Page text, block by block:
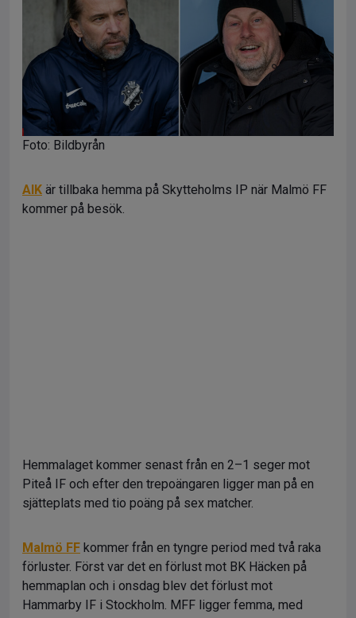
Foto: Bildbyrån
AIK är tillbaka hemma på Skytteholms IP när Malmö FF
kommer på besök.
Hemmalaget kommer senast från en 2–1 seger mot
Piteå IF och efter den trepoängaren ligger man på en
sjätteplats med tio poäng på sex matcher.
Malmö FF kommer från en tyngre period med två raka
förluster. Först var det en förlust mot BK Häcken på
hemmaplan och i onsdag blev det förlust mot
Hammarby IF i Stockholm. MFF ligger femma, med